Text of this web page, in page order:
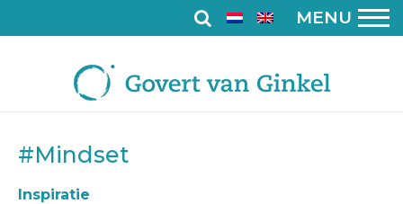
MENU
#Mindset
Inspiratie